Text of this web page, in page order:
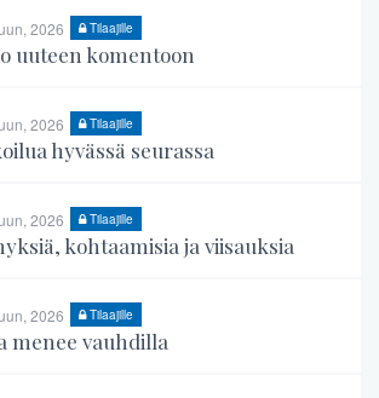
2026 Tilaajille
uuteen komentoon
2026 Tilaajille
hyvässä seurassa
2026 Tilaajille
kohtaamisia ja viisauksia
2026 Tilaajille
menee vauhdilla